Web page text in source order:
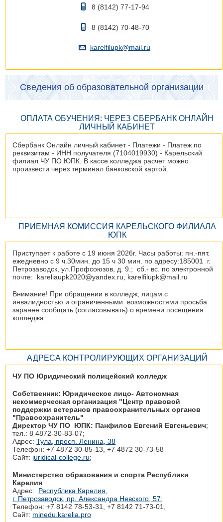
8 (8142) 77-17-94
8 (8142) 70-48-70
karelfilupk@mail.ru
Сведения об образовательной организации
ОПЛАТА ОБУЧЕНИЯ: ЧЕРЕЗ СБЕРБАНК ОНЛАЙН
ЛИЧНЫЙ КАБИНЕТ
Сбербанк Онлайн личный кабинет - Платежи - Платеж по
реквизитам - ИНН получателя (7104019930) - Карельский
филиал ЧУ ПО ЮПК. В кассе колледжа расчет можно
произвести через терминал банковской картой.
ПРИЕМНАЯ КОМИССИЯ КАРЕЛЬСКОГО ФИЛИАЛА
ЮПК
Приступает к работе с 19 июня 2026г. Часы работы: пн.-пят.
ежедневно с 9 ч.30мин. до 15 ч 30 мин. по адресу:185001 г.
Петрозаводск, ул.Профсоюзов, д. 9.; сб.- вс. по электронной
почте: kareliaupk2020@yandex.ru, karelfilupk@mail.ru
Внимание! При обращении в колледж, лицам с
инвалидностью и ограниченными возможностями просьба
заранее сообщать (согласовывать) о времени посещения
колледжа.
АДРЕСА КОНТРОЛИРУЮЩИХ ОРГАНИЗАЦИЙ
ЧУ ПО Юридический полицейский колледж
Собственник: Юридическое лицо- Автономная
некоммерческая организация "Центр правовой
поддержки ветеранов правоохранительных органов
"Правоохранитель"
Директор ЧУ ПО ЮПК: Панфилов Евгений Евгеньевич;
тел.: 8 4872-30-83-07;
Адрес:Тула, просп. Ленина, 38
Телефон: +7 4872 30‑85-13, +7 4872 30‑73-58
Сайт: juridical-college.ru;
Министерство образования и спорта Республики
Карелия
Адрес: Республика Карелия,
г. Петрозаводск, пр. Александра Невского, 57;
Телефон: +7 8142 78‑53-31, +7 8142 71‑73-01,
Сайт: minedu.karelia.pro